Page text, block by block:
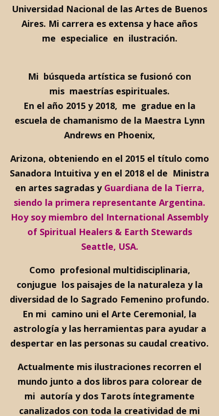
Universidad Nacional de las Artes de Buenos
Aires. Mi carrera es extensa y hace años
me especialice en ilustración.
Mi búsqueda artística se fusionó con
mis maestrías espirituales.
En el año 2015 y 2018, me gradue en la
escuela de chamanismo de la Maestra Lynn
Andrews en Phoenix,
Arizona, obteniendo en el 2015 el título como
Sanadora Intuitiva y en el 2018 el de Ministra
en artes sagradas y Guardiana de la Tierra,
siendo la primera representante Argentina.
Hoy soy miembro del International Assembly
of Spiritual Healers & Earth Stewards
Seattle, USA.
Como profesional multidisciplinaria,
conjugue los paisajes de la naturaleza y la
diversidad de lo Sagrado Femenino profundo.
En mi camino uni el Arte Ceremonial, la
astrología y las herramientas para ayudar a
despertar en las personas su caudal creativo.
Actualmente mis ilustraciones recorren el
mundo junto a dos libros para colorear de
mi autoría y dos Tarots íntegramente
canalizados con toda la creatividad de mi